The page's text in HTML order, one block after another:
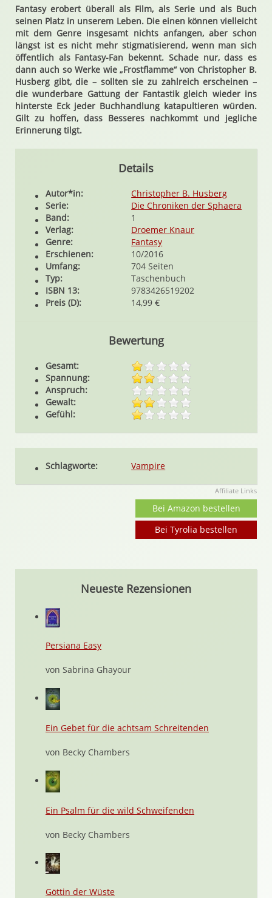
Fantasy erobert überall als Film, als Serie und als Buch
seinen Platz in unserem Leben. Die einen können vielleicht
mit dem Genre insgesamt nichts anfangen, aber schon
längst ist es nicht mehr stigmatisierend, wenn man sich
öffentlich als Fantasy-Fan bekennt. Schade nur, dass es
dann auch so Werke wie „Frostflamme“ von Christopher B.
Husberg gibt, die – sollten sie zu zahlreich erscheinen –
die wunderbare Gattung der Fantastik gleich wieder ins
hinterste Eck jeder Buchhandlung katapultieren würden.
Gilt zu hoffen, dass Besseres nachkommt und jegliche
Erinnerung tilgt.
Details
Autor*in:
Christopher B. Husberg
Serie:
Die Chroniken der Sphaera
Band:
1
Verlag:
Droemer Knaur
Genre:
Fantasy
Erschienen:
10/2016
Umfang:
704 Seiten
Typ:
Taschenbuch
ISBN 13:
9783426519202
Preis (D):
14,99 €
Bewertung
Gesamt:
Spannung:
Anspruch:
Gewalt:
Gefühl:
Schlagworte: Vampire
Affiliate Links
Bei Amazon bestellen
Bei Tyrolia bestellen
Neueste Rezensionen
Persiana Easy
von Sabrina Ghayour
Ein Gebet für die achtsam Schreitenden
von Becky Chambers
Ein Psalm für die wild Schweifenden
von Becky Chambers
Göttin der Wüste